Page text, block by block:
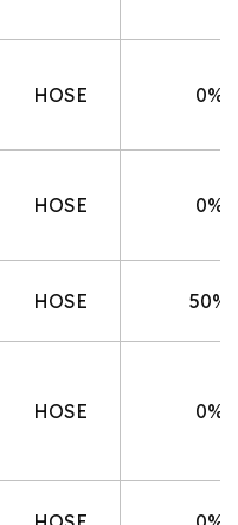
HOSE 0%
HOSE 0%
HOSE 50%
HOSE 0%